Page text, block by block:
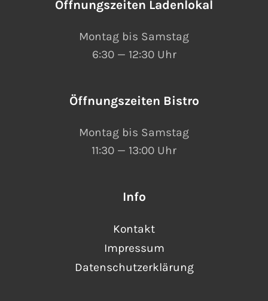
Öffnungszeiten Ladenlokal
Montag bis Samstag
6:30 — 12:30 Uhr
Öffnungszeiten Bistro
Montag bis Samstag
11:30 — 13:00 Uhr
Info
Kontakt
Impressum
Datenschutzerklärung